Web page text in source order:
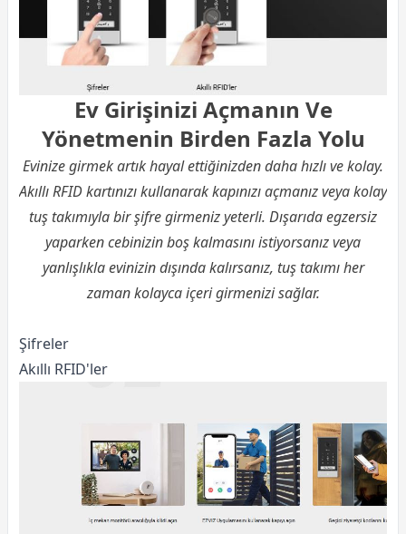
Ev Girişinizi Açmanın Ve
Yönetmenin Birden Fazla Yolu
Evinize girmek artık hayal ettiğinizden daha hızlı ve kolay.
Akıllı RFID kartınızı kullanarak kapınızı açmanız veya kolay
tuş takımıyla bir şifre girmeniz yeterli. Dışarıda egzersiz
yaparken cebinizin boş kalmasını istiyorsanız veya
yanlışlıkla evinizin dışında kalırsanız, tuş takımı her
zaman kolayca içeri girmenizi sağlar.
Şifreler
Akıllı RFID'ler